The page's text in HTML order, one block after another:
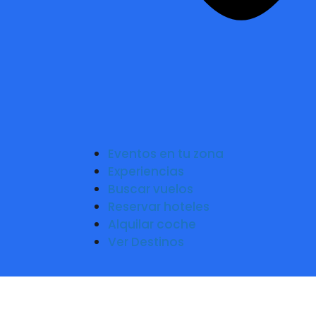
Eventos en tu zona
Experiencias
Buscar vuelos
Reservar hoteles
Alquilar coche
Ver Destinos